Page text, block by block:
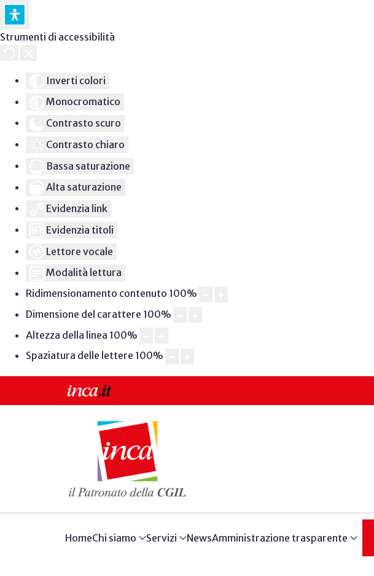
Strumenti di accessibilità
Inverti colori
Monocromatico
Contrasto scuro
Contrasto chiaro
Bassa saturazione
Alta saturazione
Evidenzia link
Evidenzia titoli
Lettore vocale
Modalità lettura
Ridimensionamento contenuto 100%
Dimensione del carattere 100%
Altezza della linea 100%
Spaziatura delle lettere 100%
HomeChi siamo Servizi NewsAmministrazione trasparente